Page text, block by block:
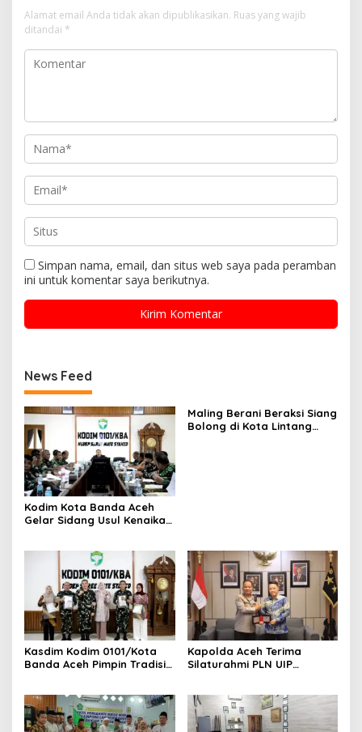
Alamat email Anda tidak akan dipublikasikan. Ruas yang wajib
ditandai *
Simpan nama, email, dan situs web saya pada peramban
ini untuk komentar saya berikutnya.
News Feed
Kodim Kota Banda Aceh
Gelar Sidang Usul Kenaikan
Maling Berani Beraksi Siang
Bolong di Kota Lintang
Kasdim Kodim 0101/Kota
Banda Aceh Pimpin Tradisi
Kapolda Aceh Terima
Silaturahmi PLN UIP
Infrastruktur
Ketenagalistrikan